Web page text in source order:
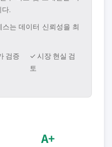
다.
는 데이터 신뢰성을 최
검증
✓ 시장 현실 검
토
A+